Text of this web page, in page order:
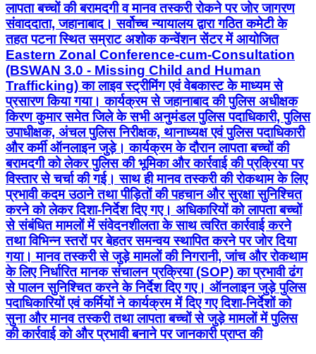
लापता बच्चों की बरामदगी व मानव तस्करी रोकने पर जोर जागरण
संवाददाता, जहानाबाद। सर्वोच्च न्यायालय द्वारा गठित कमेटी के
तहत पटना स्थित सम्राट अशोक कन्वेंशन सेंटर में आयोजित
Eastern Zonal Conference-cum-Consultation
(BSWAN 3.0 - Missing Child and Human
Trafficking) का लाइव स्ट्रीमिंग एवं वेबकास्ट के माध्यम से
प्रसारण किया गया। कार्यक्रम से जहानाबाद की पुलिस अधीक्षक
किरण कुमार समेत जिले के सभी अनुमंडल पुलिस पदाधिकारी, पुलिस
उपाधीक्षक, अंचल पुलिस निरीक्षक, थानाध्यक्ष एवं पुलिस पदाधिकारी
और कर्मी ऑनलाइन जुड़े। कार्यक्रम के दौरान लापता बच्चों की
बरामदगी को लेकर पुलिस की भूमिका और कार्रवाई की प्रक्रिया पर
विस्तार से चर्चा की गई। साथ ही मानव तस्करी की रोकथाम के लिए
प्रभावी कदम उठाने तथा पीड़ितों की पहचान और सुरक्षा सुनिश्चित
करने को लेकर दिशा-निर्देश दिए गए। अधिकारियों को लापता बच्चों
से संबंधित मामलों में संवेदनशीलता के साथ त्वरित कार्रवाई करने
तथा विभिन्न स्तरों पर बेहतर समन्वय स्थापित करने पर जोर दिया
गया। मानव तस्करी से जुड़े मामलों की निगरानी, जांच और रोकथाम
के लिए निर्धारित मानक संचालन प्रक्रिया (SOP) का प्रभावी ढंग
से पालन सुनिश्चित करने के निर्देश दिए गए। ऑनलाइन जुड़े पुलिस
पदाधिकारियों एवं कर्मियों ने कार्यक्रम में दिए गए दिशा-निर्देशों को
सुना और मानव तस्करी तथा लापता बच्चों से जुड़े मामलों में पुलिस
की कार्रवाई को और प्रभावी बनाने पर जानकारी प्राप्त की